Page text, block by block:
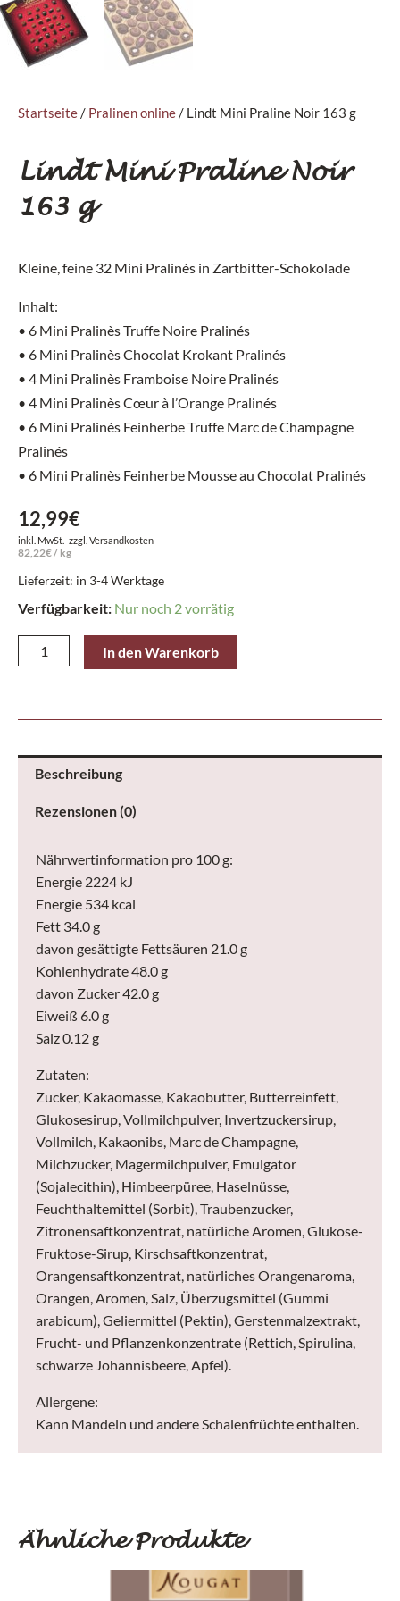
Startseite/ Pralinen online/ Lindt Mini Praline Noir 163 g
Lindt Mini Praline Noir
163 g
Kleine, feine 32 Mini Pralinès in Zartbitter-Schokolade
Inhalt:
• 6 Mini Pralinès Truffe Noire Pralinés
• 6 Mini Pralinès Chocolat Krokant Pralinés
• 4 Mini Pralinès Framboise Noire Pralinés
• 4 Mini Pralinès Cœur à l’Orange Pralinés
• 6 Mini Pralinès Feinherbe Truffe Marc de Champagne
Pralinés
• 6 Mini Pralinès Feinherbe Mousse au Chocolat Pralinés
12,99€
inkl. MwSt. zzgl. Versandkosten
82,22€/ kg
Lieferzeit: in 3-4 Werktage
Verfügbarkeit: Nur noch 2 vorrätig
Mini
g
In den Warenkorb
Beschreibung
Rezensionen (0)
Nährwertinformation pro 100 g:
Energie 2224 kJ
Energie 534 kcal
Fett 34.0 g
davon gesättigte Fettsäuren 21.0 g
Kohlenhydrate 48.0 g
davon Zucker 42.0 g
Eiweiß 6.0 g
Salz 0.12 g
Zutaten:
Zucker, Kakaomasse, Kakaobutter, Butterreinfett,
Glukosesirup, Vollmilchpulver, Invertzuckersirup,
Vollmilch, Kakaonibs, Marc de Champagne,
Milchzucker, Magermilchpulver, Emulgator
(Sojalecithin), Himbeerpüree, Haselnüsse,
Feuchthaltemittel (Sorbit), Traubenzucker,
Zitronensaftkonzentrat, natürliche Aromen, Glukose-
Fruktose-Sirup, Kirschsaftkonzentrat,
Orangensaftkonzentrat, natürliches Orangenaroma,
Orangen, Aromen, Salz, Überzugsmittel (Gummi
arabicum), Geliermittel (Pektin), Gerstenmalzextrakt,
Frucht- und Pflanzenkonzentrate (Rettich, Spirulina,
schwarze Johannisbeere, Apfel).
Allergene:
Kann Mandeln und andere Schalenfrüchte enthalten.
Ähnliche Produkte